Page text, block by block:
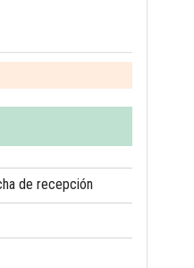
de recepción